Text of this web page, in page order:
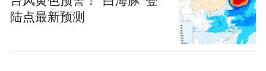
陆点最新预测